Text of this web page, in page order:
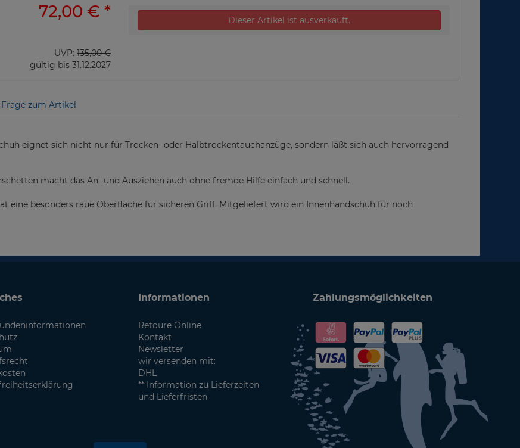
72,00 € *
UVP: 135,00 €
gültig bis 31.12.2027
Dieser Artikel ist ausverkauft.
Frage zum Artikel
eignet sich nicht nur für Trocken- oder Halbtrockentauchanzüge, sondern läßt sich auch hervorragend
macht das An- und Ausziehen auch ohne fremde Hilfe einfach und schnell.
eine besonders raue Oberfläche für sicheren Griff. Mitgeliefert wird ein Innenhandschuh für noch
Informationen
Retoure Online
Kontakt
Newsletter
wir versenden mit:
DHL
** Information zu Lieferzeiten
und Lieferfristen
Zahlungsmöglichkeiten